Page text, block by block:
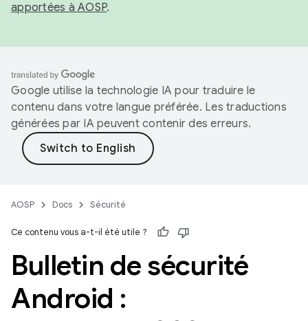
apportées à AOSP.
Google utilise la technologie IA pour traduire le
contenu dans votre langue préférée. Les traductions
générées par IA peuvent contenir des erreurs.
AOSP Docs Sécurité
Ce contenu vous a-t-il été utile ?
Bulletin de sécurité
Android :